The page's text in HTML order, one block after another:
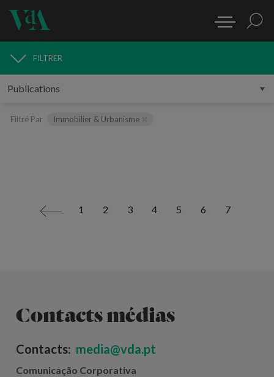
PUBLICATIONS
FILTRER
Filtré Par Immobilier & Urbanisme
< 1 2 3 4 5 6 7
Contacts médias
Contacts: media@vda.pt
Comunicação Corporativa